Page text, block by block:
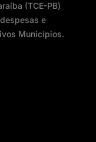
(TCE-PB)
e
Municípios.